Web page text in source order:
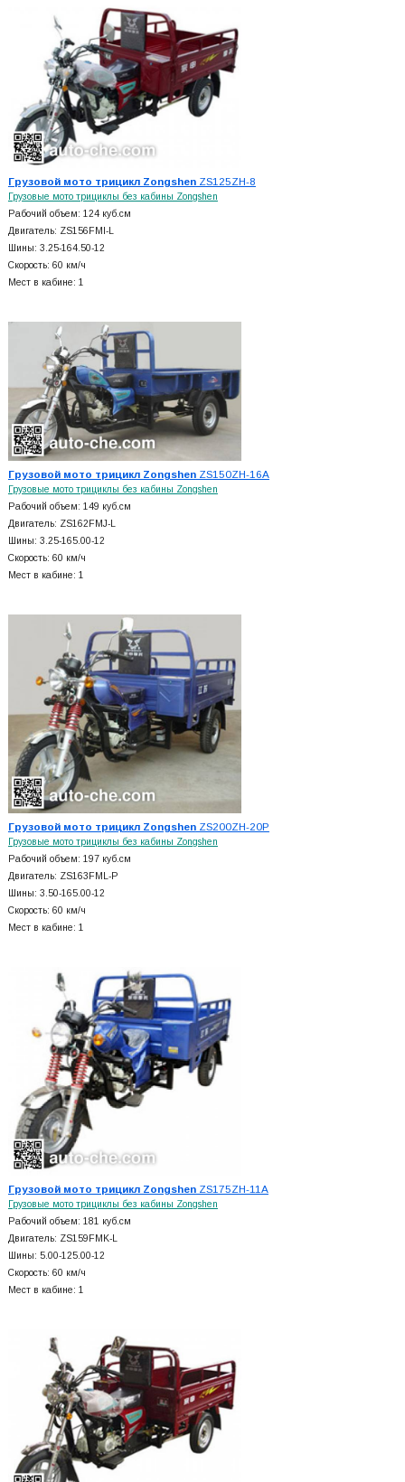
Грузовой мото трицикл ZongshenZS125ZH-8
Грузовые мото трициклы без кабины Zongshen
Рабочий объем: 124 куб.см
Двигатель: ZS156FMI-L
Шины: 3.25-164.50-12
Скорость: 60 км/ч
Мест в кабине: 1
Грузовой мото трицикл ZongshenZS150ZH-16A
Грузовые мото трициклы без кабины Zongshen
Рабочий объем: 149 куб.см
Двигатель: ZS162FMJ-L
Шины: 3.25-165.00-12
Скорость: 60 км/ч
Мест в кабине: 1
Грузовой мото трицикл ZongshenZS200ZH-20P
Грузовые мото трициклы без кабины Zongshen
Рабочий объем: 197 куб.см
Двигатель: ZS163FML-P
Шины: 3.50-165.00-12
Скорость: 60 км/ч
Мест в кабине: 1
Грузовой мото трицикл ZongshenZS175ZH-11A
Грузовые мото трициклы без кабины Zongshen
Рабочий объем: 181 куб.см
Двигатель: ZS159FMK-L
Шины: 5.00-125.00-12
Скорость: 60 км/ч
Мест в кабине: 1